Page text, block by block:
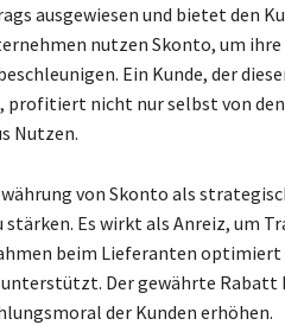
ausgewiesen und bietet den
nutzen Skonto, um
Ein Kunde, der
nicht nur selbst von den
Nutzen.
von Skonto als
stärken. Es wirkt als Anreiz, um
beim Lieferanten
Der gewährte Rabatt
der Kunden erhöhen.